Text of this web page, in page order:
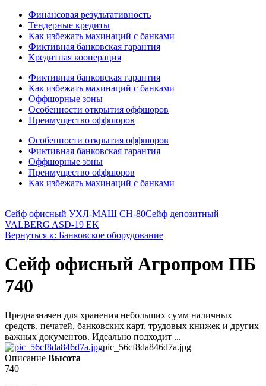
Финансовая результативность
Тендерные кредиты
Как избежать махинаций с банками
Фиктивная банковская гарантия
Кредитная кооперация
Фиктивная банковская гарантия
Как избежать махинаций с банками
Оффшорные зоны
Особенности открытия оффшоров
Преимущество оффшоров
Особенности открытия оффшоров
Фиктивная банковская гарантия
Оффшорные зоны
Преимущество оффшоров
Как избежать махинаций с банками
Сейф офисный УХЛ-МАШ СН-80Сейф депозитный
VALBERG ASD-19 EK
Вернуться к: Банковское оборудование
Сейф офисный Агропром ПБ
740
Предназначен для хранения небольших сумм наличных
средств, печатей, банковских карт, трудовых книжек и других
важных документов. Идеально подходит ...
pic_56cf8da846d7a.jpg
Описание Высота
740